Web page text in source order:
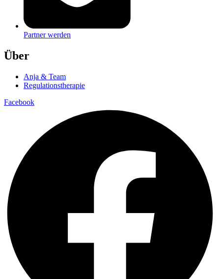
Partner werden
Über
Anja & Team
Regulationstherapie
Facebook